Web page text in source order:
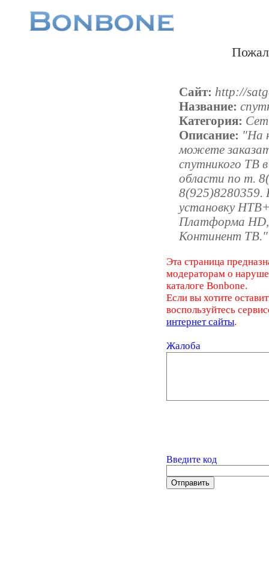
Сайт: http://
Название:
Категория:
Описание: "На
можете
спутникого ТВ
области по т.
8(925)8280359.
установку
Платформа
Континент ТВ."
Эта страница
модераторам о
каталоге Bonbone.
Если вы хотите
воспользуйтесь
интернет сайты.
Жалоба
Введите код